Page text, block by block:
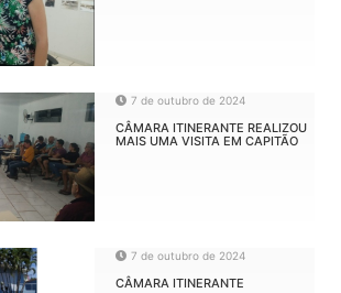
7 de outubro de 2024
CÂMARA ITINERANTE REALIZOU
MAIS UMA VISITA EM CAPITÃO
7 de outubro de 2024
CÂMARA ITINERANTE